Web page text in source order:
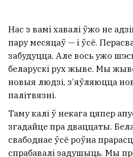
Нас з вамі хавалі ўжо не
пару месяцаў — і ўсё.
забудуцца. Але вось ужо
беларускі рух жыве. Мы
новыя людзі, з’яўляюцца
палітвязні.
Таму калі ў некага цяпер
згадайце пра дваццаты.
свабоднае ўсё роўна
спрабавалі задушыць. Мы